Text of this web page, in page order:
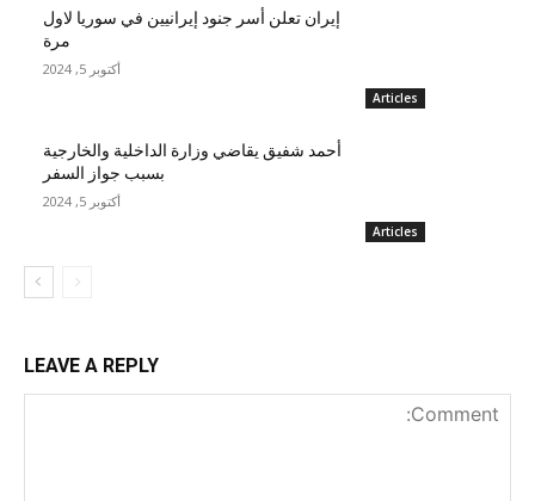
Articles
إيران تعلن أسر جنود إيرانيين في سوريا لاول
مرة
أكتوبر 5, 2024
Articles
أحمد شفيق يقاضي وزارة الداخلية والخارجية
بسبب جواز السفر
أكتوبر 5, 2024
LEAVE A REPLY